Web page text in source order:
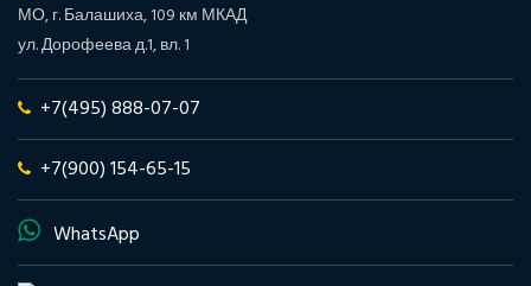
МО, г. Балашиха, 109 км МКАД
ул. Дорофеева д.1, вл. 1
+7(495) 888-07-07
+7(900) 154-65-15
WhatsApp